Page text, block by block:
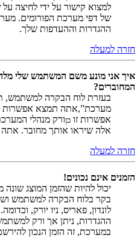
למצוא קישור על ידי לחיצה
של דפי מערכת הפורומים.
ההגדרות וההעדפות שלך.
חזרה למעלה
איך אני מונע משם המשתמש שלי
המחוברים?
בעזרת לוח הבקרה למשתמש,
מערכת”,אתה תמצא אפשרות
אפשרות זו כןורק מנהלי
אלה שיראו אותך מחובר.
חזרה למעלה
הזמנים אינם נכונים!
יכול להיות שהזמן המוצג
בקר בלוח הבקרה למשתמש
לונדון, פאריס, ניו יורק,
ההגדרות, ניתן אך ורק
במערכת, זה הזמן הנכון